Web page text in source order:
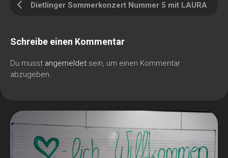
Dietlinger Sommerkonzert Nummer 5 mit LAURA
Schreibe einen Kommentar
Du musst angemeldet sein, um einen Kommentar
abzugeben.